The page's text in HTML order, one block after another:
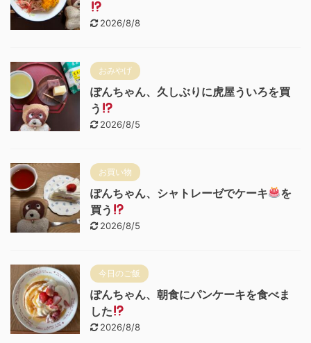
2026/8/8
おみやげ
ぽんちゃん、久しぶりに虎屋ういろを買
う
2026/8/5
お買い物
ぽんちゃん、シャトレーゼでケーキ
を
買う
2026/8/5
今日のご飯
ぽんちゃん、朝食にパンケーキを食べま
した
2026/8/8